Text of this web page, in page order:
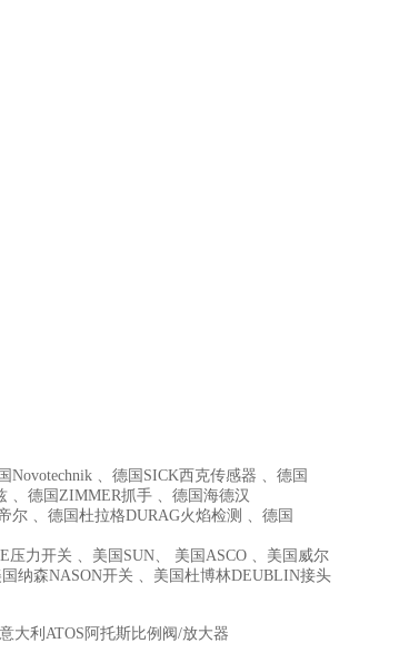
Novotechnik 、德国SICK西克传感器 、德国
、德国ZIMMER抓手 、德国海德汉
尔 、德国杜拉格DURAG火焰检测 、德国
力开关 、美国SUN、 美国ASCO 、美国威尔
纳森NASON开关 、美国杜博林DEUBLIN接头
大利ATOS阿托斯比例阀/放大器